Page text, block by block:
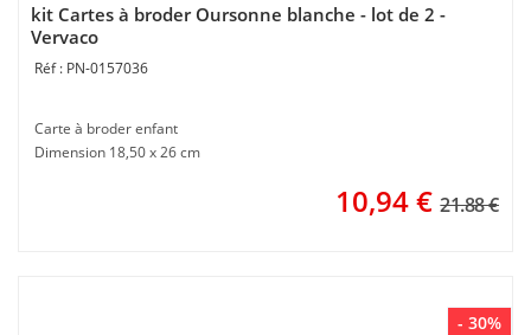
kit Cartes à broder Oursonne blanche - lot de 2 -
Vervaco
PN-0157036
Carte à broder enfant
Dimension 18,50 x 26 cm
10,94€ 21.88 €
- 30%